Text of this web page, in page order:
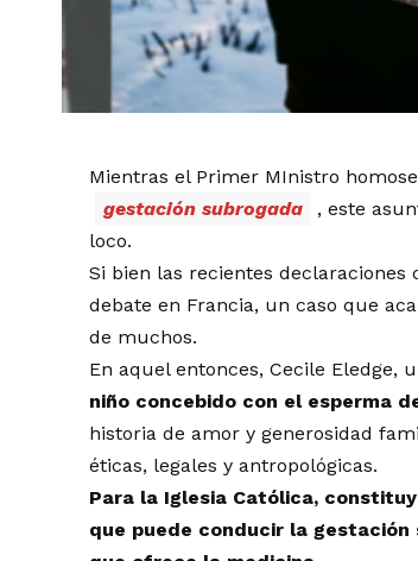
Mientras el Primer MInistro
gestación subrogada
, este
loco.
Si bien las recientes declaraciones
debate en Francia, un caso que
de muchos.
En aquel entonces, Cecile Eledge,
niño concebido con el esperma
historia de amor y generosidad
éticas, legales y antropológicas.
Para la Iglesia Católica,
que puede conducir la